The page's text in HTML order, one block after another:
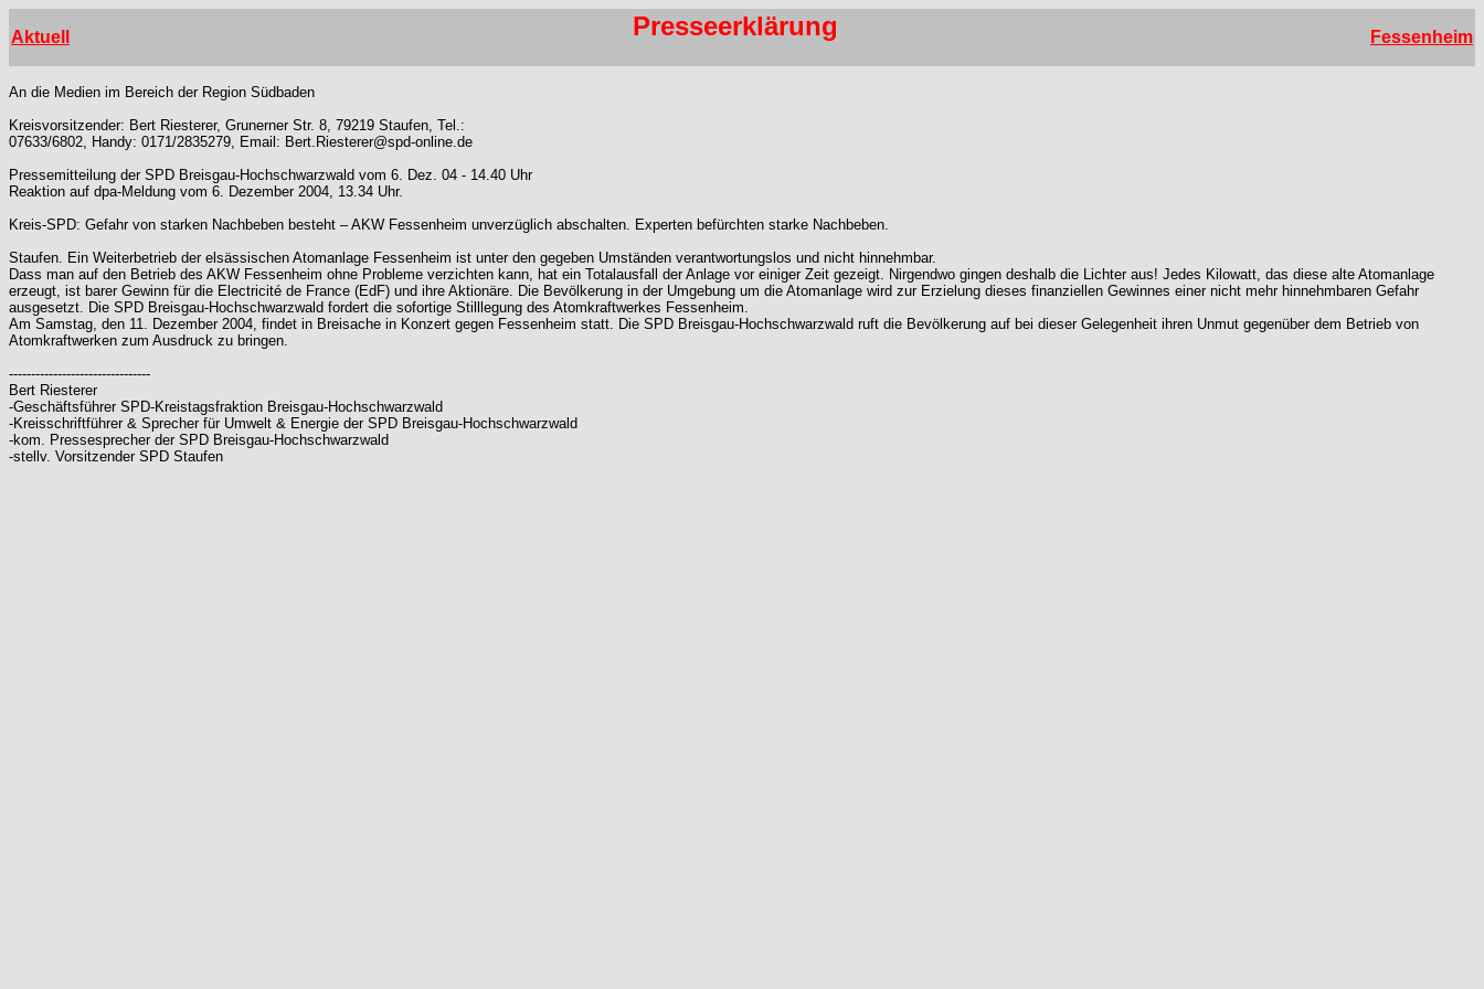
Aktuell Presseerklärung Fessenheim
An die Medien im Bereich der Region Südbaden
Kreisvorsitzender: Bert Riesterer, Grunerner Str. 8, 79219 Staufen, Tel.:
07633/6802, Handy: 0171/2835279, Email: Bert.Riesterer@spd-online.de
Pressemitteilung der SPD Breisgau-Hochschwarzwald vom 6. Dez. 04 - 14.40 Uhr
Reaktion auf dpa-Meldung vom 6. Dezember 2004, 13.34 Uhr.
Kreis-SPD: Gefahr von starken Nachbeben besteht – AKW Fessenheim unverzüglich abschalten. Experten befürchten starke Nachbeben.
Staufen. Ein Weiterbetrieb der elsässischen Atomanlage Fessenheim ist unter den gegeben Umständen verantwortungslos und nicht hinnehmbar.
Dass man auf den Betrieb des AKW Fessenheim ohne Probleme verzichten kann, hat ein Totalausfall der Anlage vor einiger Zeit gezeigt. Nirgendwo gingen deshalb die Lichter aus! Jedes Kilowatt, das diese alte Atomanlage
erzeugt, ist barer Gewinn für die Electricité de France (EdF) und ihre Aktionäre. Die Bevölkerung in der Umgebung um die Atomanlage wird zur Erzielung dieses finanziellen Gewinnes einer nicht mehr hinnehmbaren Gefahr
ausgesetzt. Die SPD Breisgau-Hochschwarzwald fordert die sofortige Stilllegung des Atomkraftwerkes Fessenheim.
Am Samstag, den 11. Dezember 2004, findet in Breisache in Konzert gegen Fessenheim statt. Die SPD Breisgau-Hochschwarzwald ruft die Bevölkerung auf bei dieser Gelegenheit ihren Unmut gegenüber dem Betrieb von
Atomkraftwerken zum Ausdruck zu bringen.
--------------------------------
Bert Riesterer
-Geschäftsführer SPD-Kreistagsfraktion Breisgau-Hochschwarzwald
-Kreisschriftführer & Sprecher für Umwelt & Energie der SPD Breisgau-Hochschwarzwald
-kom. Pressesprecher der SPD Breisgau-Hochschwarzwald
-stellv. Vorsitzender SPD Staufen